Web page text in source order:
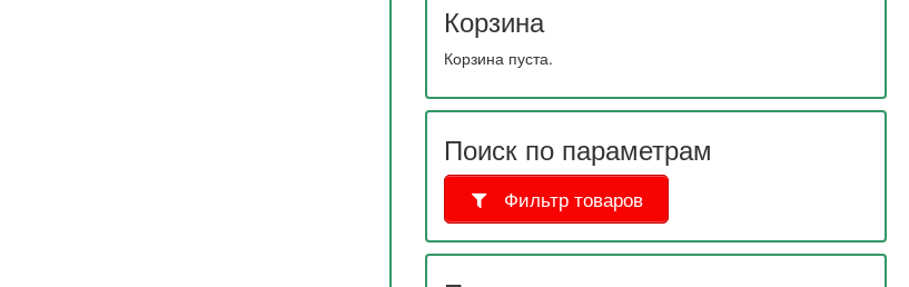
Корзина
Корзина пуста.
Поиск по параметрам
Фильтр товаров